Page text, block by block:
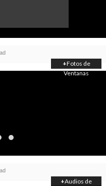
+Fotos de
Ventanas
+Audios de